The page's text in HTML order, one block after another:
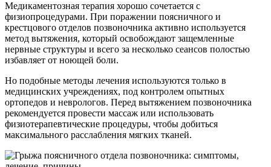
Медикаментозная терапия хорошо сочетается с
физиопроцедурами. При поражении поясничного и
крестцового отделов позвоночника активно используется
метод вытяжения, который освобождают защемленные
нервные структуры и всего за несколько сеансов полостью
избавляет от ноющей боли.
Но подобные методы лечения используются только в
медицинских учреждениях, под контролем опытных
ортопедов и неврологов. Перед вытяжением позвоночника
рекомендуется провести массаж или использовать
физиотерапевтические процедуры, чтобы добиться
максимального расслабления мягких тканей.